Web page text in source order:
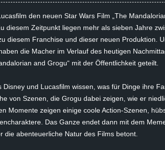
den neuen Star Wars Film „The
diesem Zeitpunkt liegen mehr als sieben Jahre
diesem Franchise und dieser neuen Produktion.
die Macher im Verlauf des heutigen
and Grogu“ mit der Öffentlichkeit geteilt.
und Lucasfilm wissen, was für Dinge ihre
von Szenen, die Grogu dabei zeigen, wie er
Momente zeigen einige coole Action-Szenen,
Das Ganze endet dann mit dem
die abenteuerliche Natur des Films betont.